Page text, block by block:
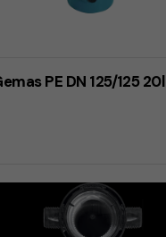
PE DN 125/125 20l